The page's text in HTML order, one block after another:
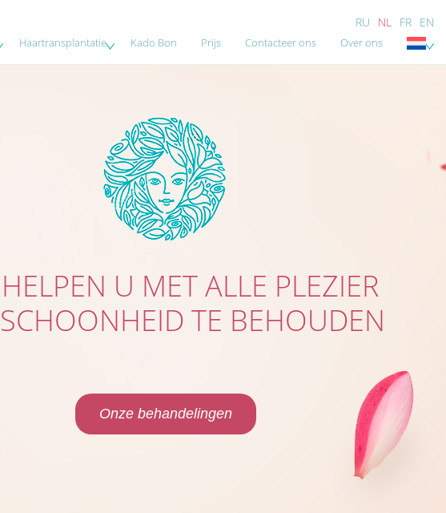
RU NL FR EN
Haartransplantatie Kado Bon Prijs Contacteer ons Over ons
U MET ALLE PLEZIER
TE BEHOUDEN
Onze behandelingen